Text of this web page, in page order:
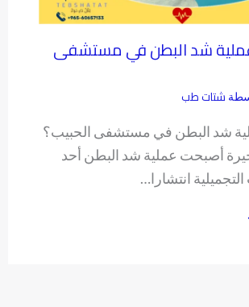
شد البطن في مستشفى
شتات طب
شد البطن في مستشفى الحبيب؟
أصبحت عملية شد البطن أحد
انتشارا…